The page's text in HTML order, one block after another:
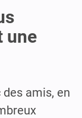
une
amis, en